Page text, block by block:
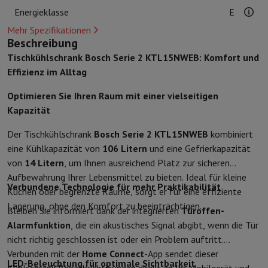
Kuechenzubehoer
Thermometer
Küchenutensilien
Gebaeckutensilien Muscheln
TischkulturBesteck
GetränkezubehörKaffee & TeeWeinKaraffen & Becher
TischdekorationTischset
AufbewahrenBrotkästenMülleimer
Pflege & Gesundheit
HaarpflegeHaarglätterHaartrockner LockenstabGebläsebürste
BeautyGesichtspflegeSpiegelBeauty-Accessoires
RasurHaarschneidemaschineElektrischer RasiererBodygrooming
HaarentfernungLadyshaveEpiliergerätEpilierer von gepulstem
MassageMassage der FüßeMassage des RückensNacken- und
WellnessPersonenwaageBlutdruckmessgerätKreislaufstimulator
Telefonie & Navigation
SmartphonesAlle SmartphonesApple iPhoneiPhone 17
Generalüberholte SmartphonesGeneralüberholte Smartphones
Verbundene UhrenSmartwatchApple WatchSamsung Galaxy
Energieklasse
E
Mehr Spezifikationen
Beschreibung
Tischkühlschrank Bosch Serie 2 KTL15NWEB: Komfort und
Effizienz im Alltag
Optimieren Sie Ihren Raum mit einer vielseitigen
Kapazität
Der Tischkühlschrank Bosch Serie 2 KTL15NWEB kombiniert
eine Kühlkapazität von 106 Litern und eine Gefrierkapazität
von 14 Litern, um Ihnen ausreichend Platz zur sicheren
Aufbewahrung Ihrer Lebensmittel zu bieten. Ideal für kleine
Küchen oder begrenzte Räume, sorgt er für eine effiziente
Lagerung, ohne den Komfort zu beeinträchtigen.
Verbundene Technologie für mehr Praktikabilität
Bleiben Sie informiert dank der integriertenTüroffen-
Alarmfunktion, die ein akustisches Signal abgibt, wenn die Tür
nicht richtig geschlossen ist oder ein Problem auftritt.
Verbunden mit der Home Connect-App sendet dieser
LED-Beleuchtung für optimale Sichtbarkeit